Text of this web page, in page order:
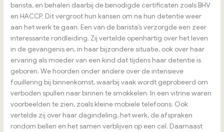
barista, en behalen daarbij de benodigde certificaten zoals BHV
en HACCP. Dit vergroot hun kansen om na hun detentie weer
aan het werk te gaan. Een van de barista’s verzorgde een zeer
interessante rondleiding. Zij vertelde openhartig over het leven
in de gevangenis en, in haar bijzondere situatie, ook over haar
ervaring als moeder van een kind dat tijdens haar detentie is
geboren. We hoorden onder andere over de intensieve
fouillering bij binnenkomst, waarbij vaak wordt geprobeerd om
verboden spullen naar binnen te smokkelen. In een vitrine waren
voorbeelden te zien, zoals kleine mobiele telefoons. Ook
vertelde zij over haar dagindeling, het werk, de afspraken
rondom bellen en het samen verblijven op een cel. Daarnaast